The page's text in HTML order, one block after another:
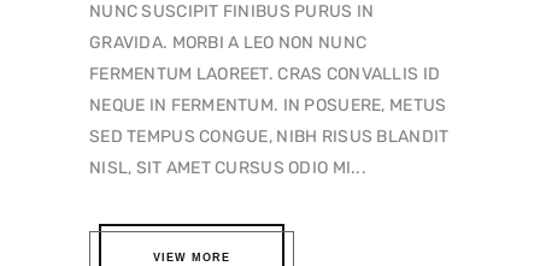
NUNC SUSCIPIT FINIBUS PURUS IN
GRAVIDA. MORBI A LEO NON NUNC
FERMENTUM LAOREET. CRAS CONVALLIS ID
NEQUE IN FERMENTUM. IN POSUERE, METUS
SED TEMPUS CONGUE, NIBH RISUS BLANDIT
NISL, SIT AMET CURSUS ODIO MI...
VIEW MORE